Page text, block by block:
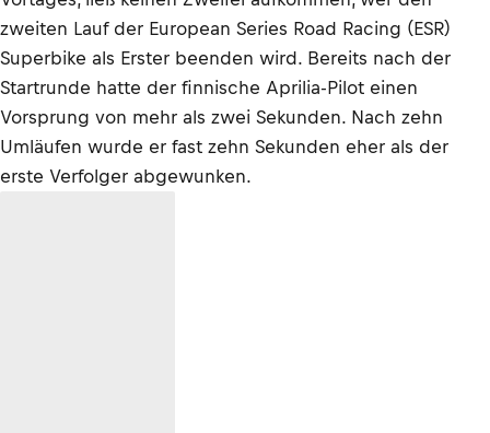
zweiten Lauf der European Series Road Racing (ESR)
Superbike als Erster beenden wird. Bereits nach der
Startrunde hatte der finnische Aprilia-Pilot einen
Vorsprung von mehr als zwei Sekunden. Nach zehn
Umläufen wurde er fast zehn Sekunden eher als der
erste Verfolger abgewunken.